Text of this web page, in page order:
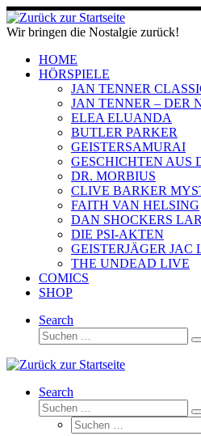
Zum
Inhalt
springen
Wir bringen die Nostalgie zurück!
HOME
HÖRSPIELE
JAN TENNER
JAN TENNER – DER
ELEA ELUANDA
BUTLER PARKER
GEISTERSAMURAI
GESCHICHTEN AUS
DR. MORBIUS
CLIVE BARKER
FAITH VAN HELSING
DAN SHOCKERS
DIE PSI-AKTEN
GEISTERJÄGER JAC
THE UNDEAD LIVE
COMICS
SHOP
Search
Suche
Search
Suche
Suche